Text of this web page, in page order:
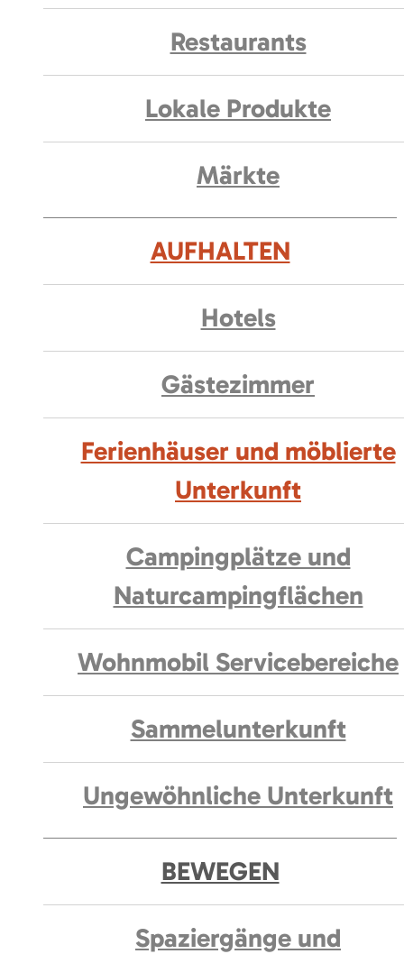
Restaurants
Lokale Produkte
Märkte
AUFHALTEN
Hotels
Gästezimmer
Ferienhäuser und möblierte
Unterkunft
Campingplätze und
Naturcampingflächen
Wohnmobil Servicebereiche
Sammelunterkunft
Ungewöhnliche Unterkunft
BEWEGEN
Spaziergänge und